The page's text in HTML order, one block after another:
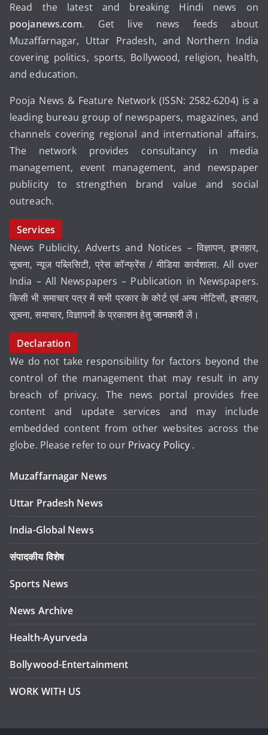
Read the latest and breaking Hindi news on
poojanews.com. Get live news feeds about
Muzaffarnagar, Uttar Pradesh, and Northern India
covering politics, sports, Bollywood, religion, health,
and education.
Pooja News & Feature Network (ISSN: 2582-6204) is a
leading bureau group of newspapers, magazines, and
channels covering regional and international affairs.
The network provides consultancy in media
management, event management, and newspaper
publicity to strengthen brand value and social
outreach.
Services
News Publicity, Adverts and Notices – विज्ञापन, इश्तहार,
सूचना, न्यूज पब्लिसिटी, प्रेस कॉन्फ्रेंस / मीडिया कार्यशाला. All over
India – All Newspapers – Publication in Newspapers.
किसी भी समाचार पत्र में सभी प्रकार के कोर्ट एवं अन्य नोटिसों, इश्तहार,
सूचना, समाचार, विज्ञापनों के प्रकाशन हेतुजानकारीलें।
Declaration
We do not take responsibility for factors beyond the
control of the management that may result in any
breach of privacy. The news portal provides free
content and update services and may include
embedded content from other websites across the
globe. Please refer to our Privacy Policy .
Muzaffarnagar News
Uttar Pradesh News
India-Global News
संपादकीय विशेष
Sports News
News Archive
Health-Ayurveda
Bollywood-Entertainment
WORK WITH US